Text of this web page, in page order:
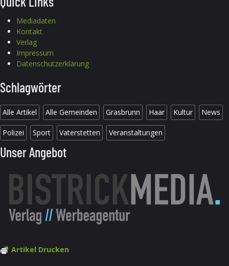
Mediadaten
Kontakt
Verlag
Impressum
Datenschutzerklärung
Schlagwörter
Alle Artikel Alle Gemeinden Grasbrunn Haar Kultur News
Polizei Sport Vaterstetten Veranstaltungen
Unser Angebot
Artikel Drucken